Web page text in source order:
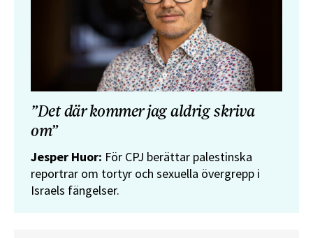
”Det där kommer jag aldrig skriva
om”
Jesper Huor: För CPJ berättar palestinska
reportrar om tortyr och sexuella övergrepp i
Israels fängelser.